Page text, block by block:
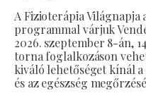
A Fizioterápia
programmal várjuk
2026. szeptember 8-án,
torna foglalkozáson
kiváló lehetőséget kínál
és az egészség